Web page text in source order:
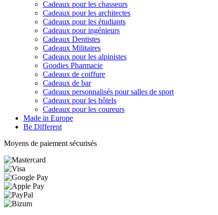
Cadeaux pour les chasseurs
Cadeaux pour les architectes
Cadeaux pour les étudiants
Cadeaux pour ingénieurs
Cadeaux Dentistes
Cadeaux Militaires
Cadeaux pour les alpinistes
Goodies Pharmacie
Cadeaux de coiffure
Cadeaux de bar
Cadeaux personnalisés pour salles de sport
Cadeaux pour les hôtels
Cadeaux pour les coureurs
Made in Europe
Be Different
Moyens de paiement sécurisés